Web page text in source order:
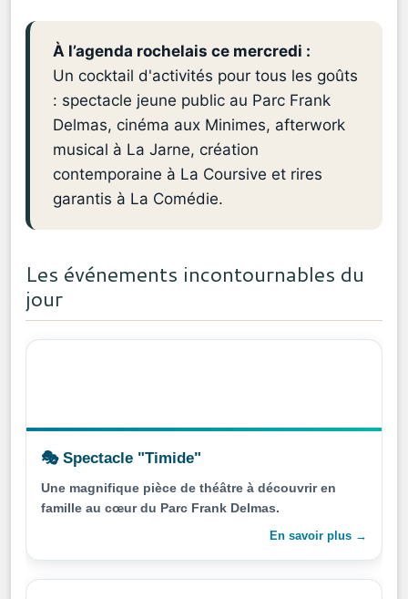
À l’agenda rochelais ce mercredi :
Un cocktail d'activités pour tous les goûts
: spectacle jeune public au Parc Frank
Delmas, cinéma aux Minimes, afterwork
musical à La Jarne, création
contemporaine à La Coursive et rires
garantis à La Comédie.
Les événements incontournables du
jour
🎭 Spectacle "Timide"
Une magnifique pièce de théâtre à découvrir en
famille au cœur du Parc Frank Delmas.
En savoir plus →